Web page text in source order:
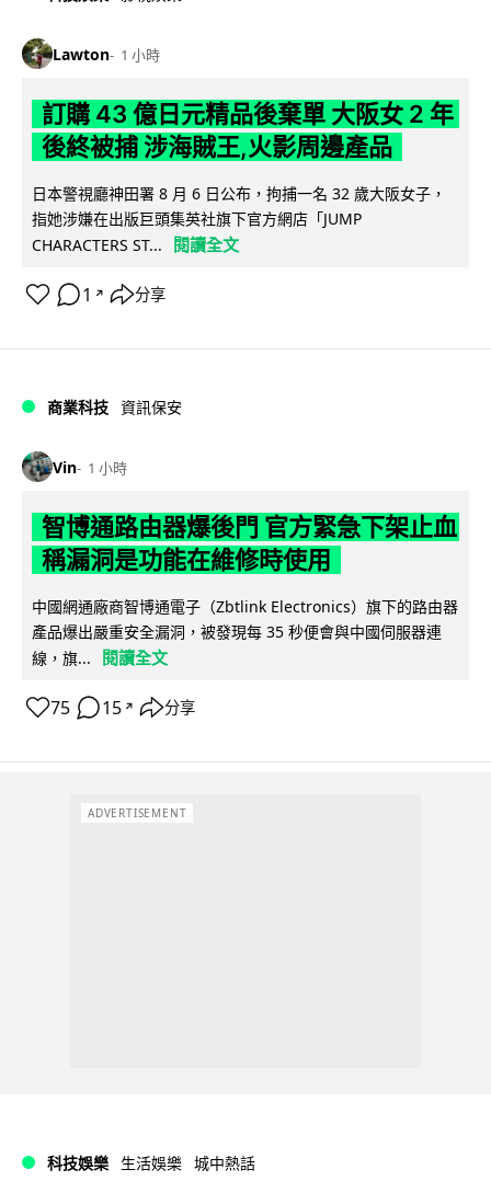
Lawton 1 小時
訂購 43 億日元精品後棄單 大阪女 2 年
後終被捕 涉海賊王,火影周邊產品
日本警視廳神田署 8 月 6 日公布，拘捕一名 32 歲大阪女子，
指她涉嫌在出版巨頭集英社旗下官方網店「JUMP
CHARACTERS ST...
閱讀全文
1 ↗ 分享
商業科技 資訊保安
Vin 1 小時
智博通路由器爆後門 官方緊急下架止血
稱漏洞是功能在維修時使用
中國網通廠商智博通電子（Zbtlink Electronics）旗下的路由器
產品爆出嚴重安全漏洞，被發現每 35 秒便會與中國伺服器連
線，旗...
閱讀全文
75 15 ↗ 分享
ADVERTISEMENT
科技娛樂 生活娛樂 城中熱話